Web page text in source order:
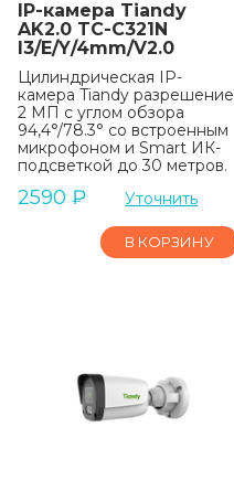
IP-камера Tiandy
AK2.0 TC-C321N
I3/E/Y/4mm/V2.0
Цилиндрическая IP-
камера Tiandy разрешение
2 МП с углом обзора
94,4°/78.3° со встроенным
микрофоном и Smart ИК-
подсветкой до 30 метров.
2590 ₽ Уточнить
В КОРЗИНУ